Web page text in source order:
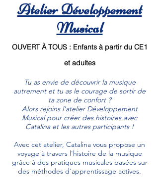
Atelier Développement
Musical
OUVERT À TOUS : Enfants à partir du CE1
et adultes
Tu as envie de découvrir la musique
autrement et tu as le courage de sortir de
ta zone de confort ?
Alors rejoins l'atelier Développement
Musical pour créer des histoires avec
Catalina et les autres participants !
Avec cet atelier, Catalina vous propose un
voyage à travers l'histoire de la musique
grâce à des pratiques musicales basées sur
des méthodes d'apprentissage actives.